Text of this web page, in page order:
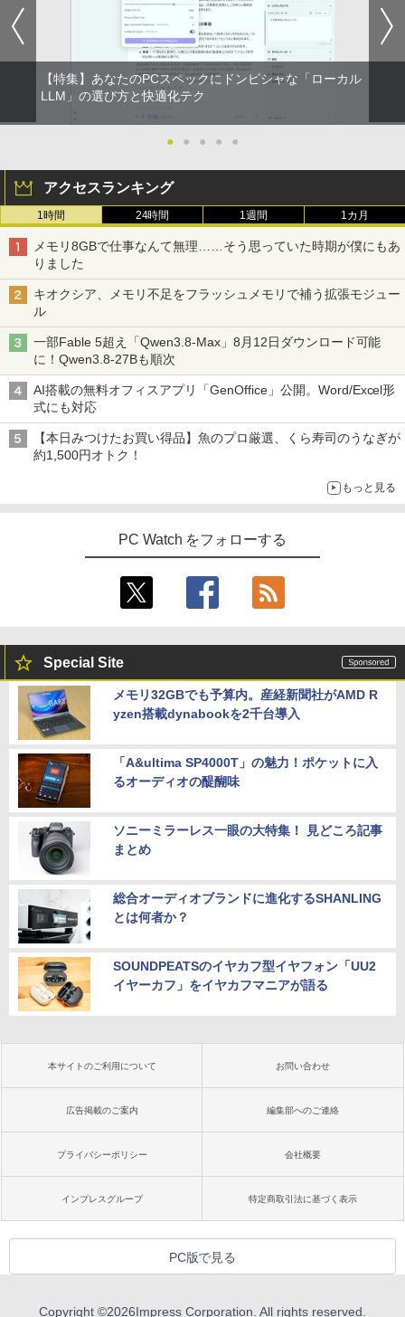
【特集】あなたのPCスペックにドンピシャな「ローカル
LLM」の選び方と快適化テク
● ● ● ● ●
アクセスランキング
1時間 24時間 1週間 1カ月
メモリ8GBで仕事なんて無理……そう思っていた時期が僕にもあ
りました
キオクシア、メモリ不足をフラッシュメモリで補う拡張モジュー
ル
一部Fable 5超え「Qwen3.8-Max」8月12日ダウンロード可能
に！Qwen3.8-27Bも順次
AI搭載の無料オフィスアプリ「GenOffice」公開。Word/Excel形
式にも対応
【本日みつけたお買い得品】魚のプロ厳選、くら寿司のうなぎが
約1,500円オトク！
もっと見る
PC Watch をフォローする
Special Site
メモリ32GBでも予算内。産経新聞社がAMD R
yzen搭載dynabookを2千台導入
「A&ultima SP4000T」の魅力！ポケットに入
るオーディオの醍醐味
ソニーミラーレス一眼の大特集！ 見どころ記事
まとめ
総合オーディオブランドに進化するSHANLING
とは何者か？
SOUNDPEATSのイヤカフ型イヤフォン「UU2
イヤーカフ」をイヤカフマニアが語る
本サイトのご利用について お問い合わせ
広告掲載のご案内 編集部へのご連絡
プライバシーポリシー 会社概要
インプレスグループ 特定商取引法に基づく表示
PC版で見る
Copyright ©2026Impress Corporation. All rights reserved.